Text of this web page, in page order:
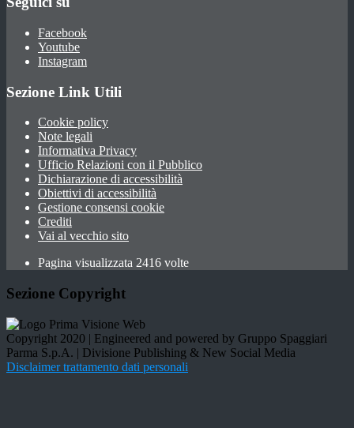
Facebook
Youtube
Instagram
Sezione Link Utili
Cookie policy
Note legali
Informativa Privacy
Ufficio Relazioni con il Pubblico
Dichiarazione di accessibilità
Obiettivi di accessibilità
Gestione consensi cookie
Crediti
Vai al vecchio sito
Pagina visualizzata 2416 volte
Sezione Copyright
Copyright 2020 | Engineered and powered by Gruppo Spaggiari
Parma S.p.A. | Divisione Publishing & New Social Media
Disclaimer trattamento dati personali